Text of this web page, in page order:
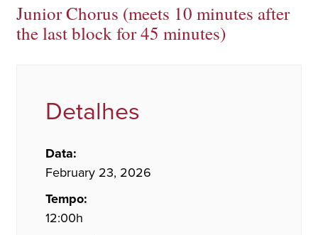
Junior Chorus (meets 10 minutes after
the last block for 45 minutes)
Detalhes
Data:
February 23, 2026
Tempo:
12:00h